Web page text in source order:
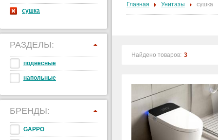
сушка
РАЗДЕЛЫ:
подвесные
напольные
БРЕНДЫ:
GAPPO
Главная Унитазы сушка
Найдено товаров: 3